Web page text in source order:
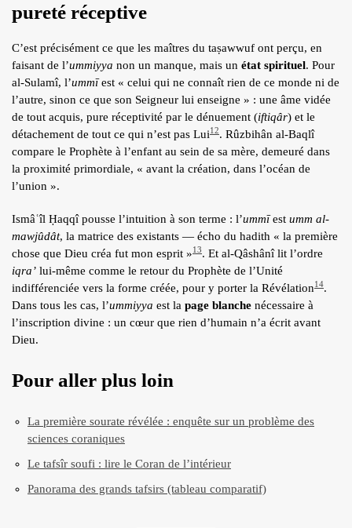
pureté réceptive
C’est précisément ce que les maîtres du taṣawwuf ont perçu, en
faisant de l’ummiyya non un manque, mais un état spirituel. Pour
al-Sulamî, l’ummīest « celui qui ne connaît rien de ce monde ni de
l’autre, sinon ce que son Seigneur lui enseigne » : une âme vidée
de tout acquis, pure réceptivité par le dénuement (iftiqâr) et le
détachement de tout ce qui n’est pas Lui12. Rûzbihân al-Baqlî
compare le Prophète à l’enfant au sein de sa mère, demeuré dans
la proximité primordiale, « avant la création, dans l’océan de
l’union ».
Ismâʿîl Ḥaqqî pousse l’intuition à son terme : l’ummīest umm al-
mawjûdât, la matrice des existants — écho du hadith « la première
chose que Dieu créa fut mon esprit »13. Et al-Qâshânî lit l’ordre
iqra’ lui-même comme le retour du Prophète de l’Unité
indifférenciée vers la forme créée, pour y porter la Révélation14.
Dans tous les cas, l’ummiyya est la page blanche nécessaire à
l’inscription divine : un cœur que rien d’humain n’a écrit avant
Dieu.
Pour aller plus loin
La première sourate révélée : enquête sur un problème des
sciences coraniques
Le tafsîr soufi : lire le Coran de l’intérieur
Panorama des grands tafsirs (tableau comparatif)